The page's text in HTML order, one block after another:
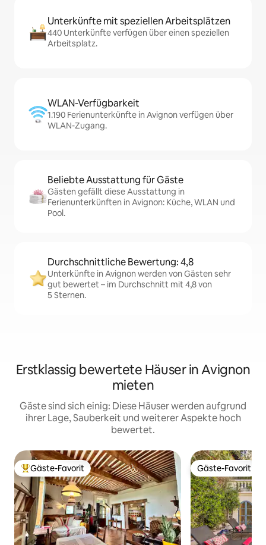
Unterkünfte mit speziellen Arbeitsplätzen
440 Unterkünfte verfügen über einen speziellen
Arbeitsplatz.
WLAN-Verfügbarkeit
1.190 Ferienunterkünfte in Avignon verfügen über
WLAN-Zugang.
Beliebte Ausstattung für Gäste
Gästen gefällt diese Ausstattung in
Ferienunterkünften in Avignon: Küche, WLAN und
Pool.
Durchschnittliche Bewertung: 4,8
Unterkünfte in Avignon werden von Gästen sehr
gut bewertet – im Durchschnitt mit 4,8 von
5 Sternen.
Erstklassig bewertete Häuser in Avignon
mieten
Gäste sind sich einig: Diese Häuser werden aufgrund
ihrer Lage, Sauberkeit und weiterer Aspekte hoch
bewertet.
Beliebter Gäste-Favorit.
Gäste-Favorit Gäste-Favorit
Gäste-Favorit